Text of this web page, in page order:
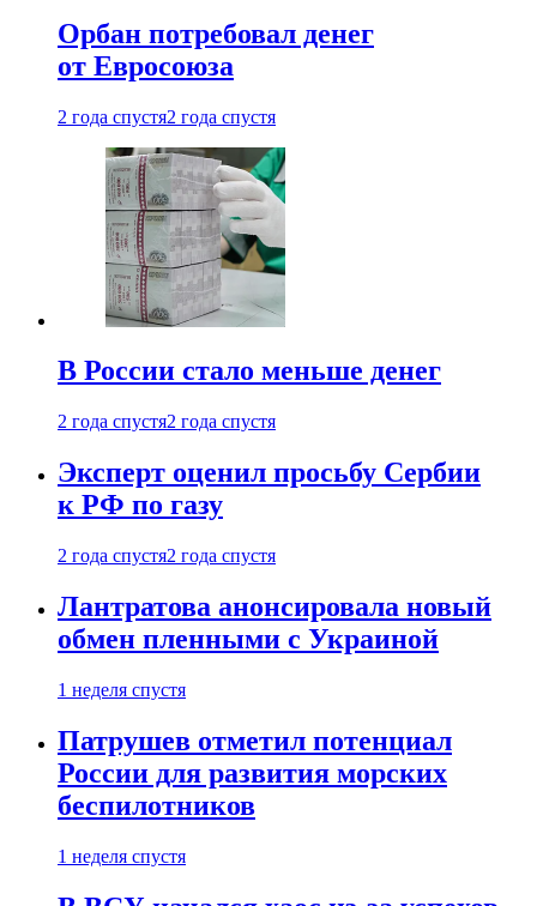
Орбан потребовал денег
от Евросоюза
2 года спустя2 года спустя
В России стало меньше денег
2 года спустя2 года спустя
Эксперт оценил просьбу Сербии
к РФ по газу
2 года спустя2 года спустя
Лантратова анонсировала новый
обмен пленными с Украиной
1 неделя спустя
Патрушев отметил потенциал
России для развития морских
беспилотников
1 неделя спустя